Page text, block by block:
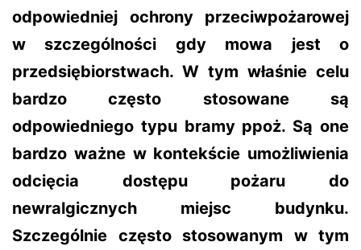
odpowiedniej ochrony przeciwpożarowej
w szczególności gdy mowa jest o
przedsiębiorstwach. W tym właśnie celu
bardzo często stosowane są
odpowiedniego typu bramy ppoż. Są one
bardzo ważne w kontekście umożliwienia
odcięcia dostępu pożaru do
newralgicznych miejsc budynku.
Szczególnie często stosowanym w tym